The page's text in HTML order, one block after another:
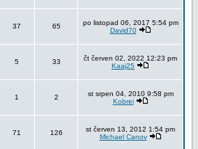
37 65
po listopad 06, 2017 5:54 pm
David70
5 33
čt červen 02, 2022 12:23 pm
Kaaj25
1 2
st srpen 04, 2010 9:58 pm
Kobrei
71 126
st červen 13, 2012 1:54 pm
Michael Canov